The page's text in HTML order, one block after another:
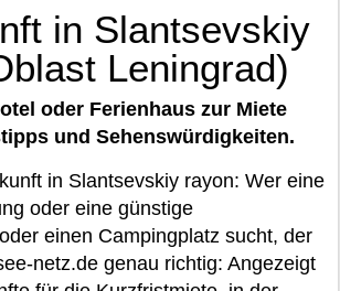
in Slantsevskiy
Leningrad)
oder Ferienhaus zur Miete
und Sehenswürdigkeiten.
in Slantsevskiy rayon: Wer eine
oder eine günstige
einen Campingplatz sucht, der
netz.de genau richtig: Angezeigt